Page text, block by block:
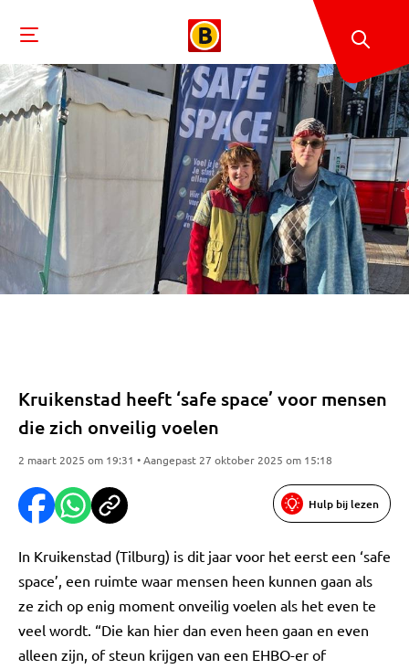
Kruikenstad heeft ‘safe space’ voor mensen
die zich onveilig voelen
2 maart 2025 om 19:31 • Aangepast 27 oktober 2025 om 15:18
Hulp bij lezen
In Kruikenstad (Tilburg) is dit jaar voor het eerst een ‘safe
space’, een ruimte waar mensen heen kunnen gaan als
ze zich op enig moment onveilig voelen als het even te
veel wordt. “Die kan hier dan even heen gaan en even
alleen zijn, of steun krijgen van een EHBO-er of